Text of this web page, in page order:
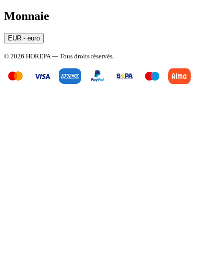
Monnaie
EUR - euro
© 2026 HOREPA — Tous droits réservés.